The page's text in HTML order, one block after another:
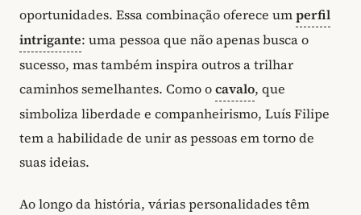
oportunidades. Essa combinação oferece umperfil
intrigante: uma pessoa que não apenas busca o
sucesso, mas também inspira outros a trilhar
caminhos semelhantes. Como ocavalo, que
simboliza liberdade e companheirismo, Luís Filipe
tem a habilidade de unir as pessoas em torno de
suas ideias.
Ao longo da história, várias personalidades têm